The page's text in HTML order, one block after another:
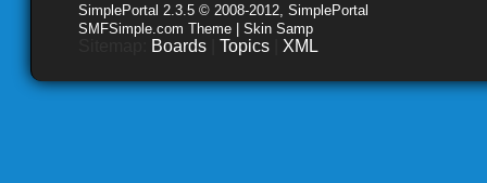
SimplePortal 2.3.5 © 2008-2012, SimplePortal
SMFSimple.com Theme | Skin Samp
Boards Topics XML